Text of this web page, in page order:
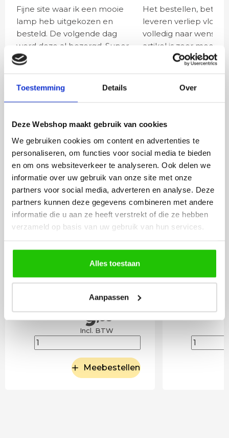
Toestemming Details Over
Deze Webshop maakt gebruik van cookies
We gebruiken cookies om content en advertenties te
personaliseren, om functies voor social media te bieden
en om ons websiteverkeer te analyseren. Ook delen we
informatie over uw gebruik van onze site met onze
partners voor social media, adverteren en analyse. Deze
partners kunnen deze gegevens combineren met andere
informatie die u aan ze heeft verstrekt of die ze hebben
verzameld op basis van uw gebruik van hun services.
Alles toestaan
Aanpassen
Fijne site waar ik een mooie
lamp heb uitgekozen en
besteld. De volgende dag
werd deze al bezorgd. Super
netjes en veilig verpakt.
Het bestellen,
leveren verliep vlot en
volledig naar wens.
artikel is zeer mooi
veel sfeer, het is ook
LICHTBRONNEN
LED lamp 6 watt opaal
E27
9,95
Incl. BTW
Meebestellen
LED
E27